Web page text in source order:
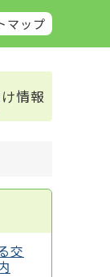
マップ
情報
交